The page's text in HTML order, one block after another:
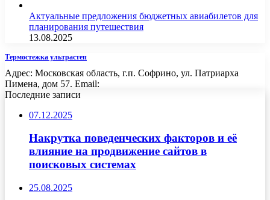
Актуальные предложения бюджетных авиабилетов для
планирования путешествия
13.08.2025
Термостежка ультрастеп
Адрес: Московская область, г.п. Софрино, ул. Патриарха
Пимена, дом 57. Email:
Последние записи
07.12.2025
Накрутка поведенческих факторов и её
влияние на продвижение сайтов в
поисковых системах
25.08.2025